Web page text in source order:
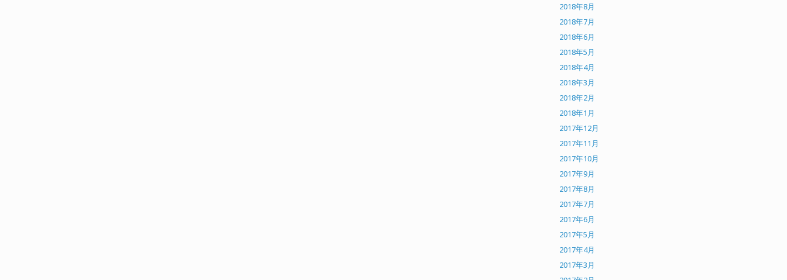
2018年8月
2018年7月
2018年6月
2018年5月
2018年4月
2018年3月
2018年2月
2018年1月
2017年12月
2017年11月
2017年10月
2017年9月
2017年8月
2017年7月
2017年6月
2017年5月
2017年4月
2017年3月